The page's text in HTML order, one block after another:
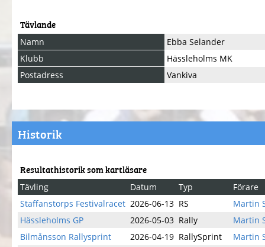
Tävlande
Namn
Ebba Selander
Klubb
Hässleholms MK
Postadress
Vankiva
Historik
Resultathistorik som kartläsare
Tävling Datum Typ
Förare
Staffanstorps Festivalracet 2026-06-13 RS
Martin
Hässleholms GP
2026-05-03 Rally
Martin
Bilmånsson Rallysprint
2026-04-19 RallySprint
Martin